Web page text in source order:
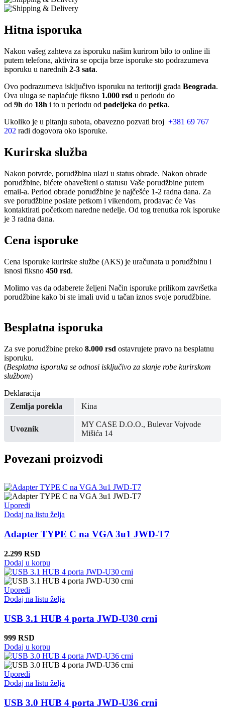
Hitna isporuka
Nakon vašeg zahteva za isporuku našim kurirom bilo to online ili
putem telefona, aktivira se opcija brze isporuke sto podrazumeva
isporuku u narednih 2-3 sata.
Ovo podrazumeva isključivo isporuku na teritoriji grada Beograda.
Ova uluga se naplaćuje fiksno 1.000 rsd u periodu do
od 9h do 18h i to u periodu od podeljeka do petka.
Ukoliko je u pitanju subota, obavezno pozvati broj +381 69 767
202 radi dogovora oko isporuke.
Kurirska služba
Nakon potvrde, porudžbina ulazi u status obrade. Nakon obrade
porudžbine, bićete obavešteni o statusu Vaše porudžbine putem
email-a. Period obrade porudžbine je najčešće 1-2 radna dana. Za
sve porudžbine poslate petkom i vikendom, prodavac će Vas
kontaktirati početkom naredne nedelje. Od tog trenutka rok isporuke
je 3 radna dana.
Cena isporuke
Cena isporuke kurirske službe (AKS) je uračunata u porudžbinu i
isnosi fiksno 450 rsd.
Molimo vas da odaberete željeni Način isporuke prilikom završetka
porudžbine kako bi ste imali uvid u tačan iznos svoje porudžbine.
Besplatna isporuka
Za sve porudžbine preko 8.000 rsd ostavrujete pravo na besplatnu
isporuku.
(Besplatna isporuka se odnosi isključivo za slanje robe kurirskom
službom)
Deklaracija
Zemlja porekla
Kina
Uvoznik
MY CASE D.O.O., Bulevar Vojvode
Mišića 14
Povezani proizvodi
Uporedi
Dodaj na listu želja
Adapter TYPE C na VGA 3u1 JWD-T7
2.299 RSD
Dodaj u korpu
Uporedi
Dodaj na listu želja
USB 3.1 HUB 4 porta JWD-U30 crni
999 RSD
Dodaj u korpu
Uporedi
Dodaj na listu želja
USB 3.0 HUB 4 porta JWD-U36 crni